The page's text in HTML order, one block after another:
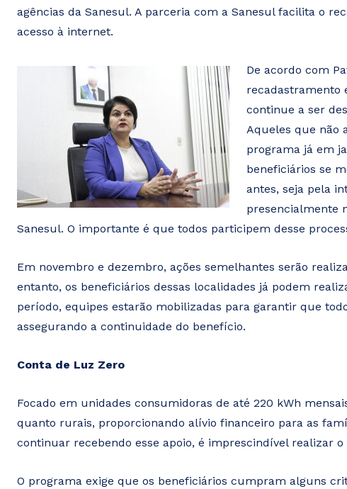
agências da Sanesul. A parceria com a Sanesul facilita o
acesso à internet.
De acordo com
recadastramento
continue a ser
Aqueles que não
programa já em
beneficiários se
antes, seja pela
presencialmente
Sanesul. O importante é que todos participem desse
Em novembro e dezembro, ações semelhantes serão
entanto, os beneficiários dessas localidades já podem
período, equipes estarão mobilizadas para garantir que
assegurando a continuidade do benefício.
Conta de Luz Zero
Focado em unidades consumidoras de até 220 kWh
quanto rurais, proporcionando alívio financeiro para as
continuar recebendo esse apoio, é imprescindível realizar
O programa exige que os beneficiários cumpram alguns